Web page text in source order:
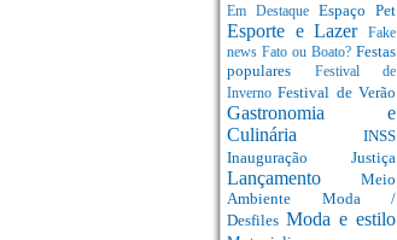
Em Destaque Espaço Pet
Esporte e Lazer
Fake
news Fato ou Boato? Festas
populares
Festival de
InvernoFestival de Verão
Gastronomia e
Culinária INSS
Inauguração Justiça
Lançamento Meio
Ambiente Moda /
Desfiles Moda e estilo